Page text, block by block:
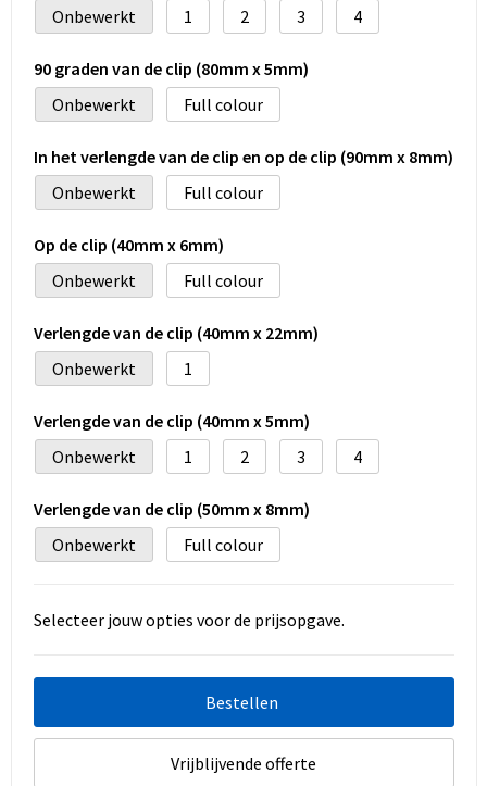
Onbewerkt 1 2 3 4
90 graden van de clip (80mm x 5mm)
Onbewerkt
Full colour
In het verlengde van de clip en op de clip (90mm x 8mm)
Onbewerkt
Full colour
Op de clip (40mm x 6mm)
Onbewerkt
Full colour
Verlengde van de clip (40mm x 22mm)
Onbewerkt
1
Verlengde van de clip (40mm x 5mm)
Onbewerkt
1 2 3 4
Verlengde van de clip (50mm x 8mm)
Onbewerkt
Full colour
Selecteer jouw opties voor de prijsopgave.
Bestellen
Vrijblijvende offerte